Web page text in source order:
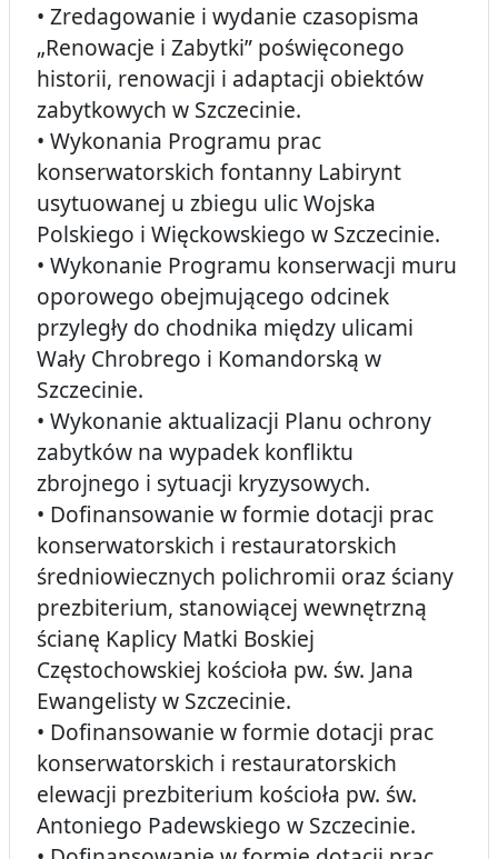
• Zredagowanie i wydanie czasopisma
„Renowacje i Zabytki” poświęconego
historii, renowacji i adaptacji obiektów
zabytkowych w Szczecinie.
• Wykonania Programu prac
konserwatorskich fontanny Labirynt
usytuowanej u zbiegu ulic Wojska
Polskiego i Więckowskiego w Szczecinie.
• Wykonanie Programu konserwacji muru
oporowego obejmującego odcinek
przyległy do chodnika między ulicami
Wały Chrobrego i Komandorską w
Szczecinie.
• Wykonanie aktualizacji Planu ochrony
zabytków na wypadek konfliktu
zbrojnego i sytuacji kryzysowych.
• Dofinansowanie w formie dotacji prac
konserwatorskich i restauratorskich
średniowiecznych polichromii oraz ściany
prezbiterium, stanowiącej wewnętrzną
ścianę Kaplicy Matki Boskiej
Częstochowskiej kościoła pw. św. Jana
Ewangelisty w Szczecinie.
• Dofinansowanie w formie dotacji prac
konserwatorskich i restauratorskich
elewacji prezbiterium kościoła pw. św.
Antoniego Padewskiego w Szczecinie.